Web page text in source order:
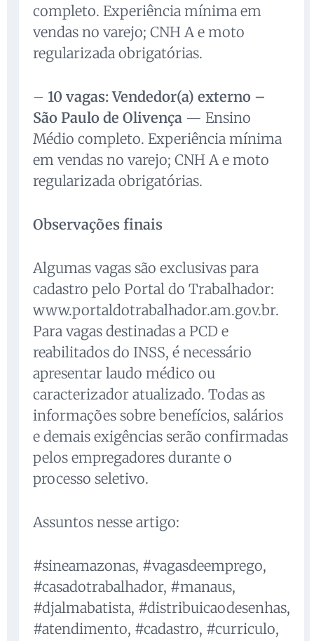
completo. Experiência mínima em
vendas no varejo; CNH A e moto
regularizada obrigatórias.
– 10 vagas: Vendedor(a) externo –
São Paulo de Olivença — Ensino
Médio completo. Experiência mínima
em vendas no varejo; CNH A e moto
regularizada obrigatórias.
Observações finais
Algumas vagas são exclusivas para
cadastro pelo Portal do Trabalhador:
www.portaldotrabalhador.am.gov.br.
Para vagas destinadas a PCD e
reabilitados do INSS, é necessário
apresentar laudo médico ou
caracterizador atualizado. Todas as
informações sobre benefícios, salários
e demais exigências serão confirmadas
pelos empregadores durante o
processo seletivo.
Assuntos nesse artigo:
#sineamazonas, #vagasdeemprego,
#casadotrabalhador, #manaus,
#djalmabatista, #distribuicaodesenhas,
#atendimento, #cadastro, #curriculo,